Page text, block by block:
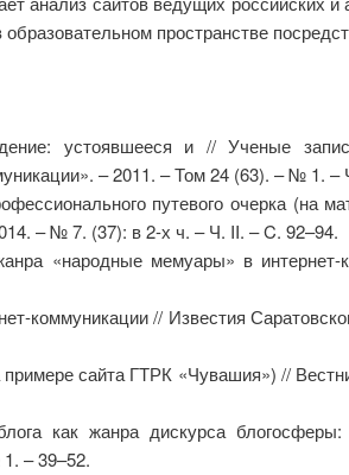
пространстве
устоявшееся и // Ученые
– 2011. – Том 24 (63). – № 1. –
путевого очерка (на
– № 7. (37): в 2-х ч. – Ч. II. – C. 92–94.
«народные мемуары» в
коммуникации // Известия
сайта ГТРК «Чувашия») //
как жанра дискурса блогосферы:
– 39–52.